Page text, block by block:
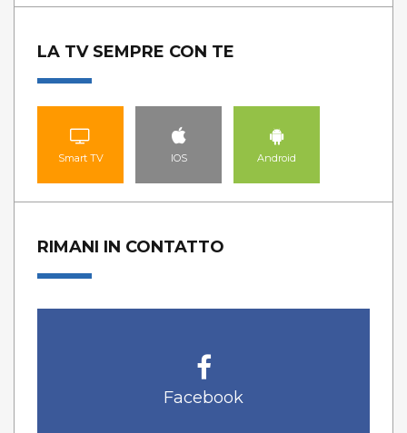
LA TV SEMPRE CON TE
Smart TV IOS Android
RIMANI IN CONTATTO
Facebook